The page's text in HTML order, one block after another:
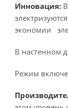
Инновация:
экономии
В настенном
Режим